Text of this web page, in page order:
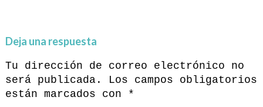
Deja una respuesta
Tu dirección de correo electrónico no
será publicada.
Los campos obligatorios
están marcados con
*